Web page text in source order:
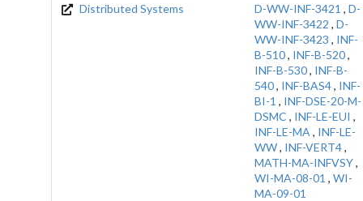
Distributed Systems D-WW-INF-3421 , D-
WW-INF-3422 , D-
WW-INF-3423 , INF-
B-510, INF-B-520,
INF-B-530, INF-B-
540, INF-BAS4, INF-
BI-1 , INF-DSE-20-M-
DSMC , INF-LE-EUI ,
INF-LE-MA , INF-LE-
WW, INF-VERT4,
MATH-MA-INFVSY,
WI-MA-08-01 , WI-
MA-09-01